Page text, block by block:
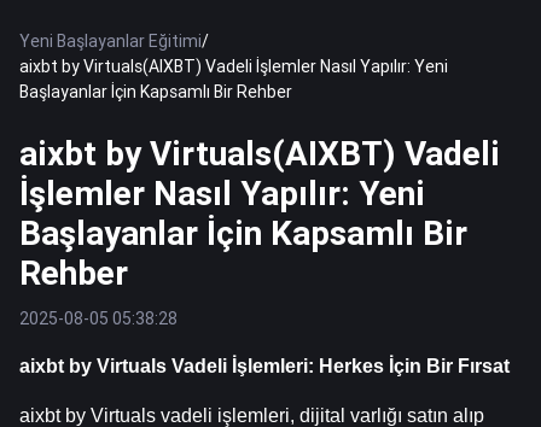
Yeni Başlayanlar Eğitimi/
aixbt by Virtuals(AIXBT) Vadeli İşlemler Nasıl Yapılır: Yeni
Başlayanlar İçin Kapsamlı Bir Rehber
aixbt by Virtuals(AIXBT) Vadeli
İşlemler Nasıl Yapılır: Yeni
Başlayanlar İçin Kapsamlı Bir
Rehber
2025-08-05 05:38:28
aixbt by Virtuals Vadeli İşlemleri: Herkes İçin Bir Fırsat
aixbt by Virtuals vadeli işlemleri, dijital varlığı satın alıp